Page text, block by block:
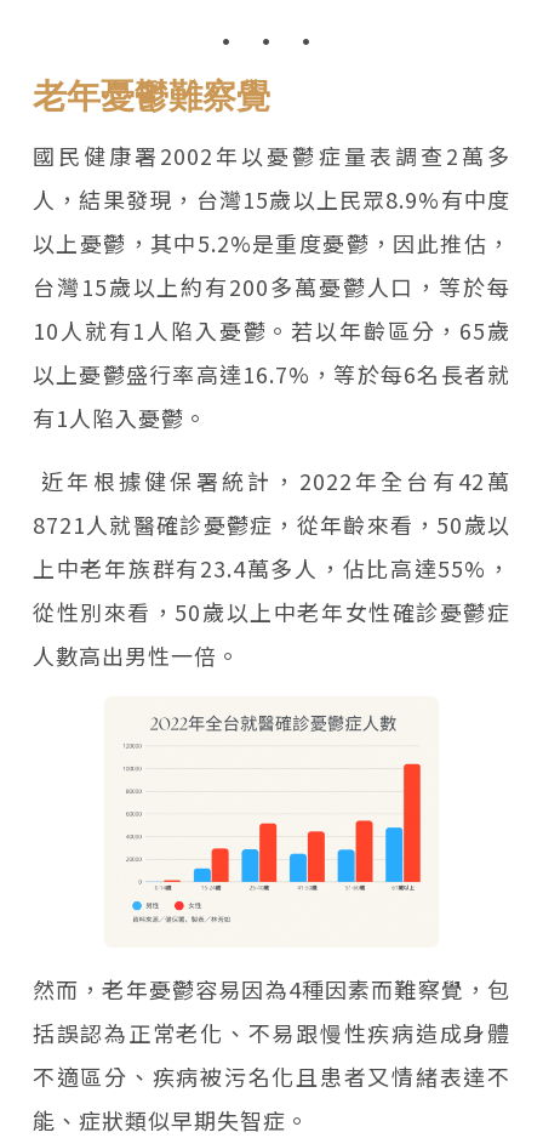
老年憂鬱難察覺
國民健康署2002年以憂鬱症量表調查2萬多
人，結果發現，台灣15歲以上民眾8.9%有中度
以上憂鬱，其中5.2%是重度憂鬱，因此推估，
台灣15歲以上約有200多萬憂鬱人口，等於每
10人就有1人陷入憂鬱。若以年齡區分，65歲
以上憂鬱盛行率高達16.7%，等於每6名長者就
有1人陷入憂鬱。
近年根據健保署統計，2022年全台有42萬
8721人就醫確診憂鬱症，從年齡來看，50歲以
上中老年族群有23.4萬多人，佔比高達55%，
從性別來看，50歲以上中老年女性確診憂鬱症
人數高出男性一倍。
然而，老年憂鬱容易因為4種因素而難察覺，包
括誤認為正常老化、不易跟慢性疾病造成身體
不適區分、疾病被污名化且患者又情緒表達不
能、症狀類似早期失智症。